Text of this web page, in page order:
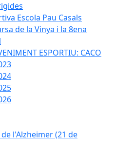
Escola Pau Casals
de la Vinya i la 8ena
ESPORTIU: CACO
l'Alzheimer (21 de